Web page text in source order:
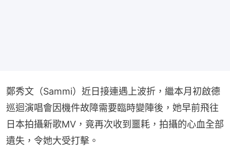
鄭秀文（Sammi）近日接連遇上波折，繼本月初啟德
巡迴演唱會因機件故障需要臨時變陣後，她早前飛往
日本拍攝新歌MV，竟再次收到噩耗，拍攝的心血全部
遺失，令她大受打擊。